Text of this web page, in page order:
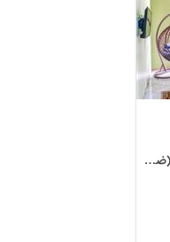
آپارتمان مبله شیک میدان انقلاب (ضدعفونی) واحد 2